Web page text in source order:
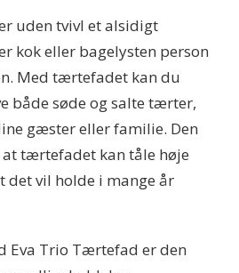
uden tvivl et alsidigt
kok eller bagelysten person
Med tærtefadet kan du
både søde og salte tærter,
gæster eller familie. Den
tærtefadet kan tåle høje
det vil holde i mange år
Eva Trio Tærtefad er den